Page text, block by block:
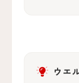
ウエ